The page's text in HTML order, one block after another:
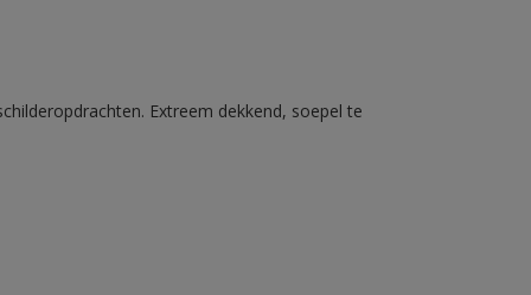
Extreem dekkend, soepel te